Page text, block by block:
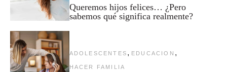
Queremos hijos felices… ¿Pero
sabemos qué significa realmente?
ADOLESCENTES , EDUCACION ,
HACER FAMILIA